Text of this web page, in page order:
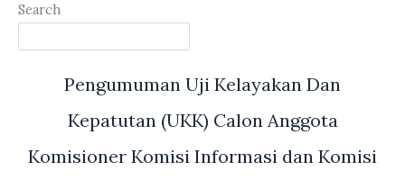
Search
Pengumuman Uji Kelayakan Dan
Kepatutan (UKK) Calon Anggota
Komisioner Komisi Informasi dan Komisi